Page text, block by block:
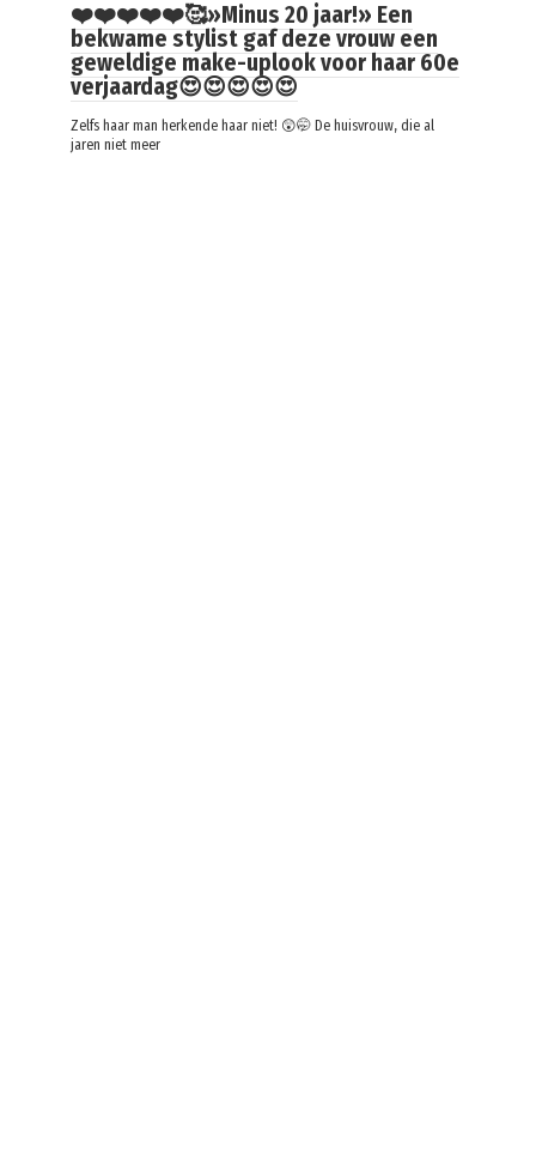
❤️❤️❤️❤️❤️🥰»Minus 20 jaar!» Een
bekwame stylist gaf deze vrouw een
geweldige make-uplook voor haar 60e
verjaardag😍😍😍😍😍
Zelfs haar man herkende haar niet! 😲🤭 De huisvrouw, die al
jaren niet meer